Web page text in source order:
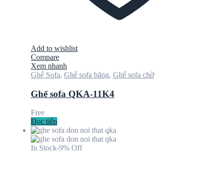
Add to wishlist
Compare
Xem nhanh
Ghế Sofa, Ghế sofa băng, Ghế sofa chờ
Ghế sofa QKA-11K4
Free
Đọc tiếp
In Stock-9% Off